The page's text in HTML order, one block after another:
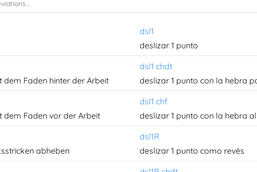
dsl1
deslizar 1 punto
dsl1 chdt
dem Faden hinter der Arbeit
deslizar 1 punto con la hebra
dsl1 chf
dem Faden vor der Arbeit
deslizar 1 punto con la hebra
dsl1R
abheben
deslizar 1 punto como revés